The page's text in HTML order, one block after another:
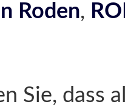
Roden,
Sie, dass